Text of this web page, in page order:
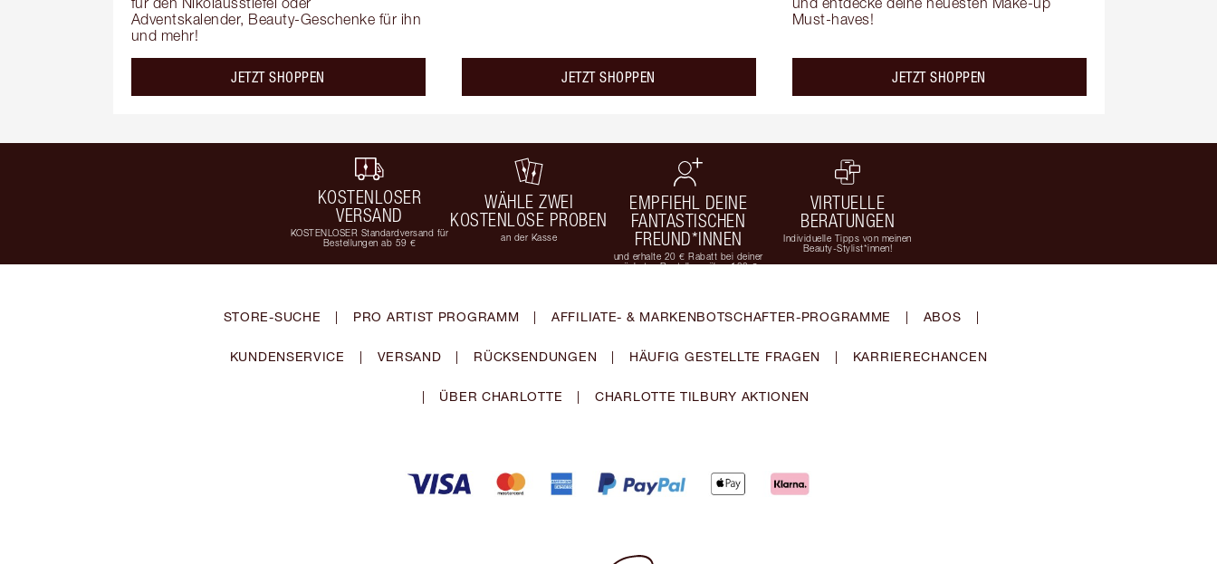
Adventskalender, Beauty-Geschenke für ihn
und mehr!
JETZT SHOPPEN JETZT SHOPPEN
Must-haves!
JETZT SHOPPEN
KOSTENLOSER
VERSAND
KOSTENLOSER Standardversand für
Bestellungen ab 59 €
WÄHLE ZWEI
KOSTENLOSE PROBEN
an der Kasse
EMPFIEHL DEINE
FANTASTISCHEN
FREUND*INNEN
und erhalte 20 € Rabatt bei deiner
nächsten Bestellung über 100 €
VIRTUELLE
BERATUNGEN
Individuelle Tipps von meinen
Beauty-Stylist*innen!
STORE-SUCHE | PRO ARTIST PROGRAMM | AFFILIATE- & MARKENBOTSCHAFTER-PROGRAMME | ABOS |
KUNDENSERVICE | VERSAND | RÜCKSENDUNGEN | HÄUFIG GESTELLTE FRAGEN | KARRIERECHANCEN
| ÜBER CHARLOTTE | CHARLOTTE TILBURY AKTIONEN